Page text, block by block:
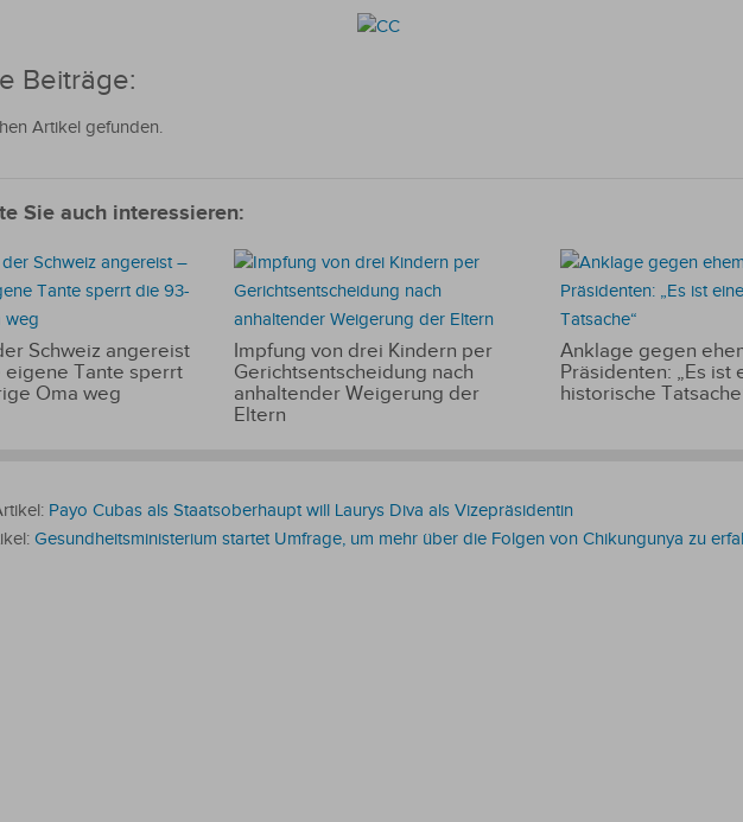
Beiträge:
Artikel gefunden.
Sie auch interessieren:
Schweiz angereist
eigene Tante sperrt
Oma weg
Impfung von drei Kindern per
Gerichtsentscheidung nach
anhaltender Weigerung der
Eltern
Anklage gegen
Präsidenten: „Es ist
historische
Payo Cubas als Staatsoberhaupt will Laurys Diva als Vizepräsidentin
Gesundheitsministerium startet Umfrage, um mehr über die Folgen von Chikungunya zu